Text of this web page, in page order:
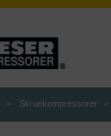
Skruekompressorer